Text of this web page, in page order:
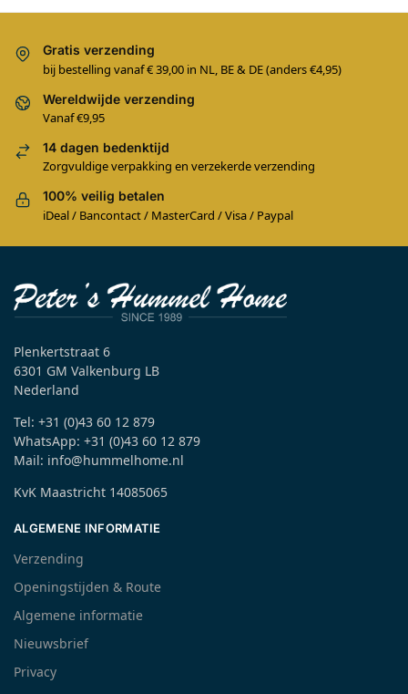
Gratis verzending
bij bestelling vanaf € 39,00 in NL, BE & DE (anders €4,95)
Wereldwijde verzending
Vanaf €9,95
14 dagen bedenktijd
Zorgvuldige verpakking en verzekerde verzending
100% veilig betalen
iDeal / Bancontact / MasterCard / Visa / Paypal
Plenkertstraat 6
6301 GM Valkenburg LB
Nederland
Tel: +31 (0)43 60 12 879
WhatsApp: +31 (0)43 60 12 879
Mail: info@hummelhome.nl
KvK Maastricht 14085065
ALGEMENE INFORMATIE
Verzending
Openingstijden & Route
Algemene informatie
Nieuwsbrief
Privacy